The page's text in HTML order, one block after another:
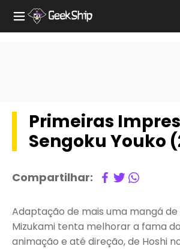
Primeiras
Sengoku Youko
Compartilhar:
Adaptação de mais uma mangá de
Mizukami tenta melhorar a fama
animação e até direção, de Hoshi